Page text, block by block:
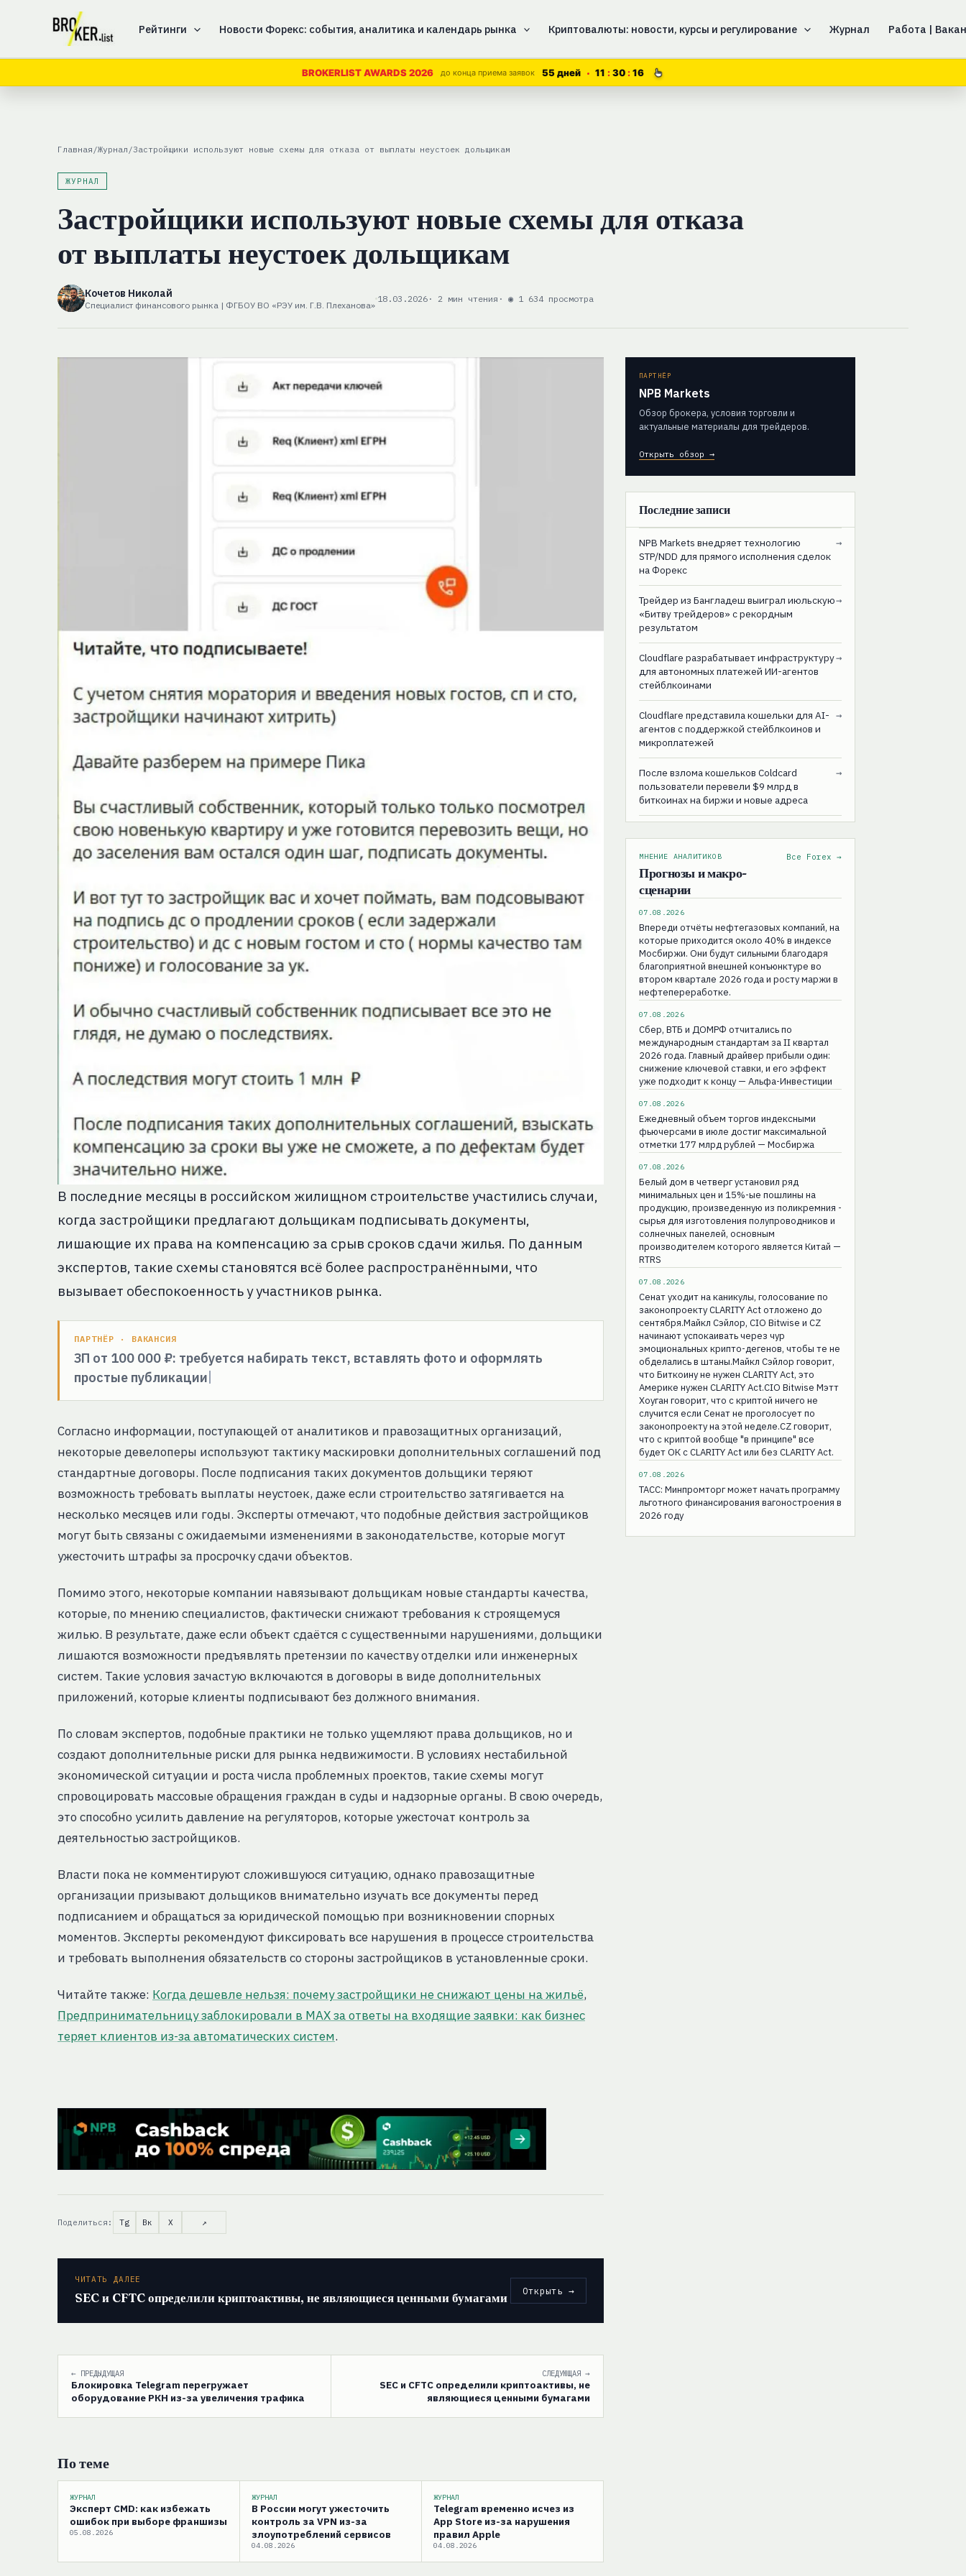
содержимому
Рейтинги Новости Форекс: события, аналитика и календарь рынка Криптовалюты: новости, курсы и регулирование Журнал Работа |
BROKERLIST AWARDS 2026 до конца приема заявок 55 дней 11 30 15
Главная /Журнал /Застройщики используют новые схемы для отказа от выплаты неустоек дольщикам
ЖУРНАЛ
Застройщики используют новые схемы для отказа
от выплаты неустоек дольщикам
Кочетов Николай
Специалист финансового рынка | ФГБОУ ВО «РЭУ им. Г.В. Плеханова»
18.03.2026 · 2 мин чтения · ◉ 1 634 просмотра
В последние месяцы в российском жилищном строительстве участились случаи,
когда застройщики предлагают дольщикам подписывать документы,
лишающие их права на компенсацию за срыв сроков сдачи жилья. По данным
экспертов, такие схемы становятся всё более распространёнными, что
вызывает обеспокоенность у участников рынка.
ПАРТНЁР · ВАКАНСИЯ
ЗП от 100 000 ₽: требуется набирать текст, вставлять фото и оформлять
простые публикации
Согласно информации, поступающей от аналитиков и правозащитных организаций,
некоторые девелоперы используют тактику маскировки дополнительных соглашений под
стандартные договоры. После подписания таких документов дольщики теряют
возможность требовать выплаты неустоек, даже если строительство затягивается на
несколько месяцев или годы. Эксперты отмечают, что подобные действия застройщиков
могут быть связаны с ожидаемыми изменениями в законодательстве, которые могут
ужесточить штрафы за просрочку сдачи объектов.
Помимо этого, некоторые компании навязывают дольщикам новые стандарты качества,
которые, по мнению специалистов, фактически снижают требования к строящемуся
жилью. В результате, даже если объект сдаётся с существенными нарушениями, дольщики
лишаются возможности предъявлять претензии по качеству отделки или инженерных
систем. Такие условия зачастую включаются в договоры в виде дополнительных
приложений, которые клиенты подписывают без должного внимания.
По словам экспертов, подобные практики не только ущемляют права дольщиков, но и
создают дополнительные риски для рынка недвижимости. В условиях нестабильной
экономической ситуации и роста числа проблемных проектов, такие схемы могут
спровоцировать массовые обращения граждан в суды и надзорные органы. В свою очередь,
это способно усилить давление на регуляторов, которые ужесточат контроль за
деятельностью застройщиков.
Власти пока не комментируют сложившуюся ситуацию, однако правозащитные
организации призывают дольщиков внимательно изучать все документы перед
подписанием и обращаться за юридической помощью при возникновении спорных
моментов. Эксперты рекомендуют фиксировать все нарушения в процессе строительства
и требовать выполнения обязательств со стороны застройщиков в установленные сроки.
Читайте также: Когда дешевле нельзя: почему застройщики не снижают цены на жильё,
Предпринимательницу заблокировали в MAX за ответы на входящие заявки: как бизнес
теряет клиентов из-за автоматических систем.
Поделиться: Tg Вк X ↗
ЧИТАТЬ ДАЛЕЕ
SEC и CFTC определили криптоактивы, не являющиеся ценными бумагами Открыть →
← ПРЕДЫДУЩАЯ
Блокировка Telegram перегружает
оборудование РКН из-за увеличения трафика
СЛЕДУЮЩАЯ →
SEC и CFTC определили криптоактивы, не
являющиеся ценными бумагами
По теме
ЖУРНАЛ
Эксперт CMD: как избежать
ошибок при выборе франшизы
05.08.2026
ЖУРНАЛ
В России могут ужесточить
контроль за VPN из-за
злоупотреблений сервисов
04.08.2026
ЖУРНАЛ
Telegram временно исчез из
App Store из-за нарушения
правил Apple
04.08.2026
ПАРТНЁР
NPB Markets
Обзор брокера, условия торговли и
актуальные материалы для трейдеров.
Открыть обзор →
Последние записи
NPB Markets внедряет технологию
STP/NDD для прямого исполнения сделок
на Форекс
→
Трейдер из Бангладеш выиграл июльскую
«Битву трейдеров» с рекордным
результатом
→
Cloudflare разрабатывает инфраструктуру
для автономных платежей ИИ-агентов
стейблкоинами
→
Cloudflare представила кошельки для AI-
агентов с поддержкой стейблкоинов и
микроплатежей
→
После взлома кошельков Coldcard
пользователи перевели $9 млрд в
биткоинах на биржи и новые адреса
→
МНЕНИЕ АНАЛИТИКОВ
Прогнозы и макро-
сценарии
Все Forex →
07.08.2026
Впереди отчёты нефтегазовых компаний, на
которые приходится около 40% в индексе
Мосбиржи. Они будут сильными благодаря
благоприятной внешней конъюнктуре во
втором квартале 2026 года и росту маржи в
нефтепереработке.
07.08.2026
Сбер, ВТБ и ДОМРФ отчитались по
международным стандартам за II квартал
2026 года. Главный драйвер прибыли один:
снижение ключевой ставки, и его эффект
уже подходит к концу — Альфа-Инвестиции
07.08.2026
Ежедневный объем торгов индексными
фьючерсами в июле достиг максимальной
отметки 177 млрд рублей — Мосбиржа
07.08.2026
Белый дом в четверг установил ряд
минимальных цен ‌и 15%-ые пошлины на
продукцию, произведенную из поликремния -
сырья для изготовления полупроводников ​и ​
солнечных ​панелей, основным
⁠производителем которого является ‌Китай —
RTRS
07.08.2026
Сенат уходит на каникулы, голосование по
законопроекту CLARITY Act отложено до
сентября.Майкл Сэйлор, CIO Bitwise и CZ
начинают успокаивать через чур
эмоциональных крипто-дегенов, чтобы те не
обделались в штаны.Майкл Сэйлор говорит,
что Биткоину не нужен CLARITY Act, это
Америке нужен CLARITY Act.CIO Bitwise Мэтт
Хоуган говорит, что с криптой ничего не
случится если Сенат не проголосует по
законопроекту на этой неделе.CZ говорит,
что с криптой вообще "в принципе" все
будет ОК с CLARITY Act или без CLARITY Act.
07.08.2026
ТАСС: Минпромторг может начать программу
льготного финансирования вагоностроения в
2026 году